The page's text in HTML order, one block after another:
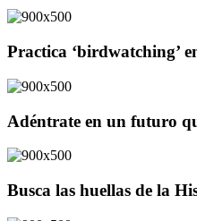
Practica ‘birdwatching’
Adéntrate en un futuro
Busca las huellas de la